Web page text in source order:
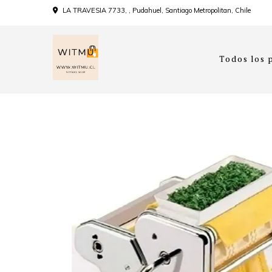
LA TRAVESIA 7733, , Pudahuel, Santiago Metropolitan, Chile
Todos los